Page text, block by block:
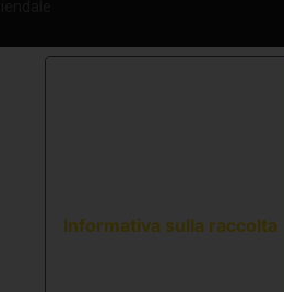
Informativa sulla raccolta